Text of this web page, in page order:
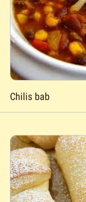
Chilis bab